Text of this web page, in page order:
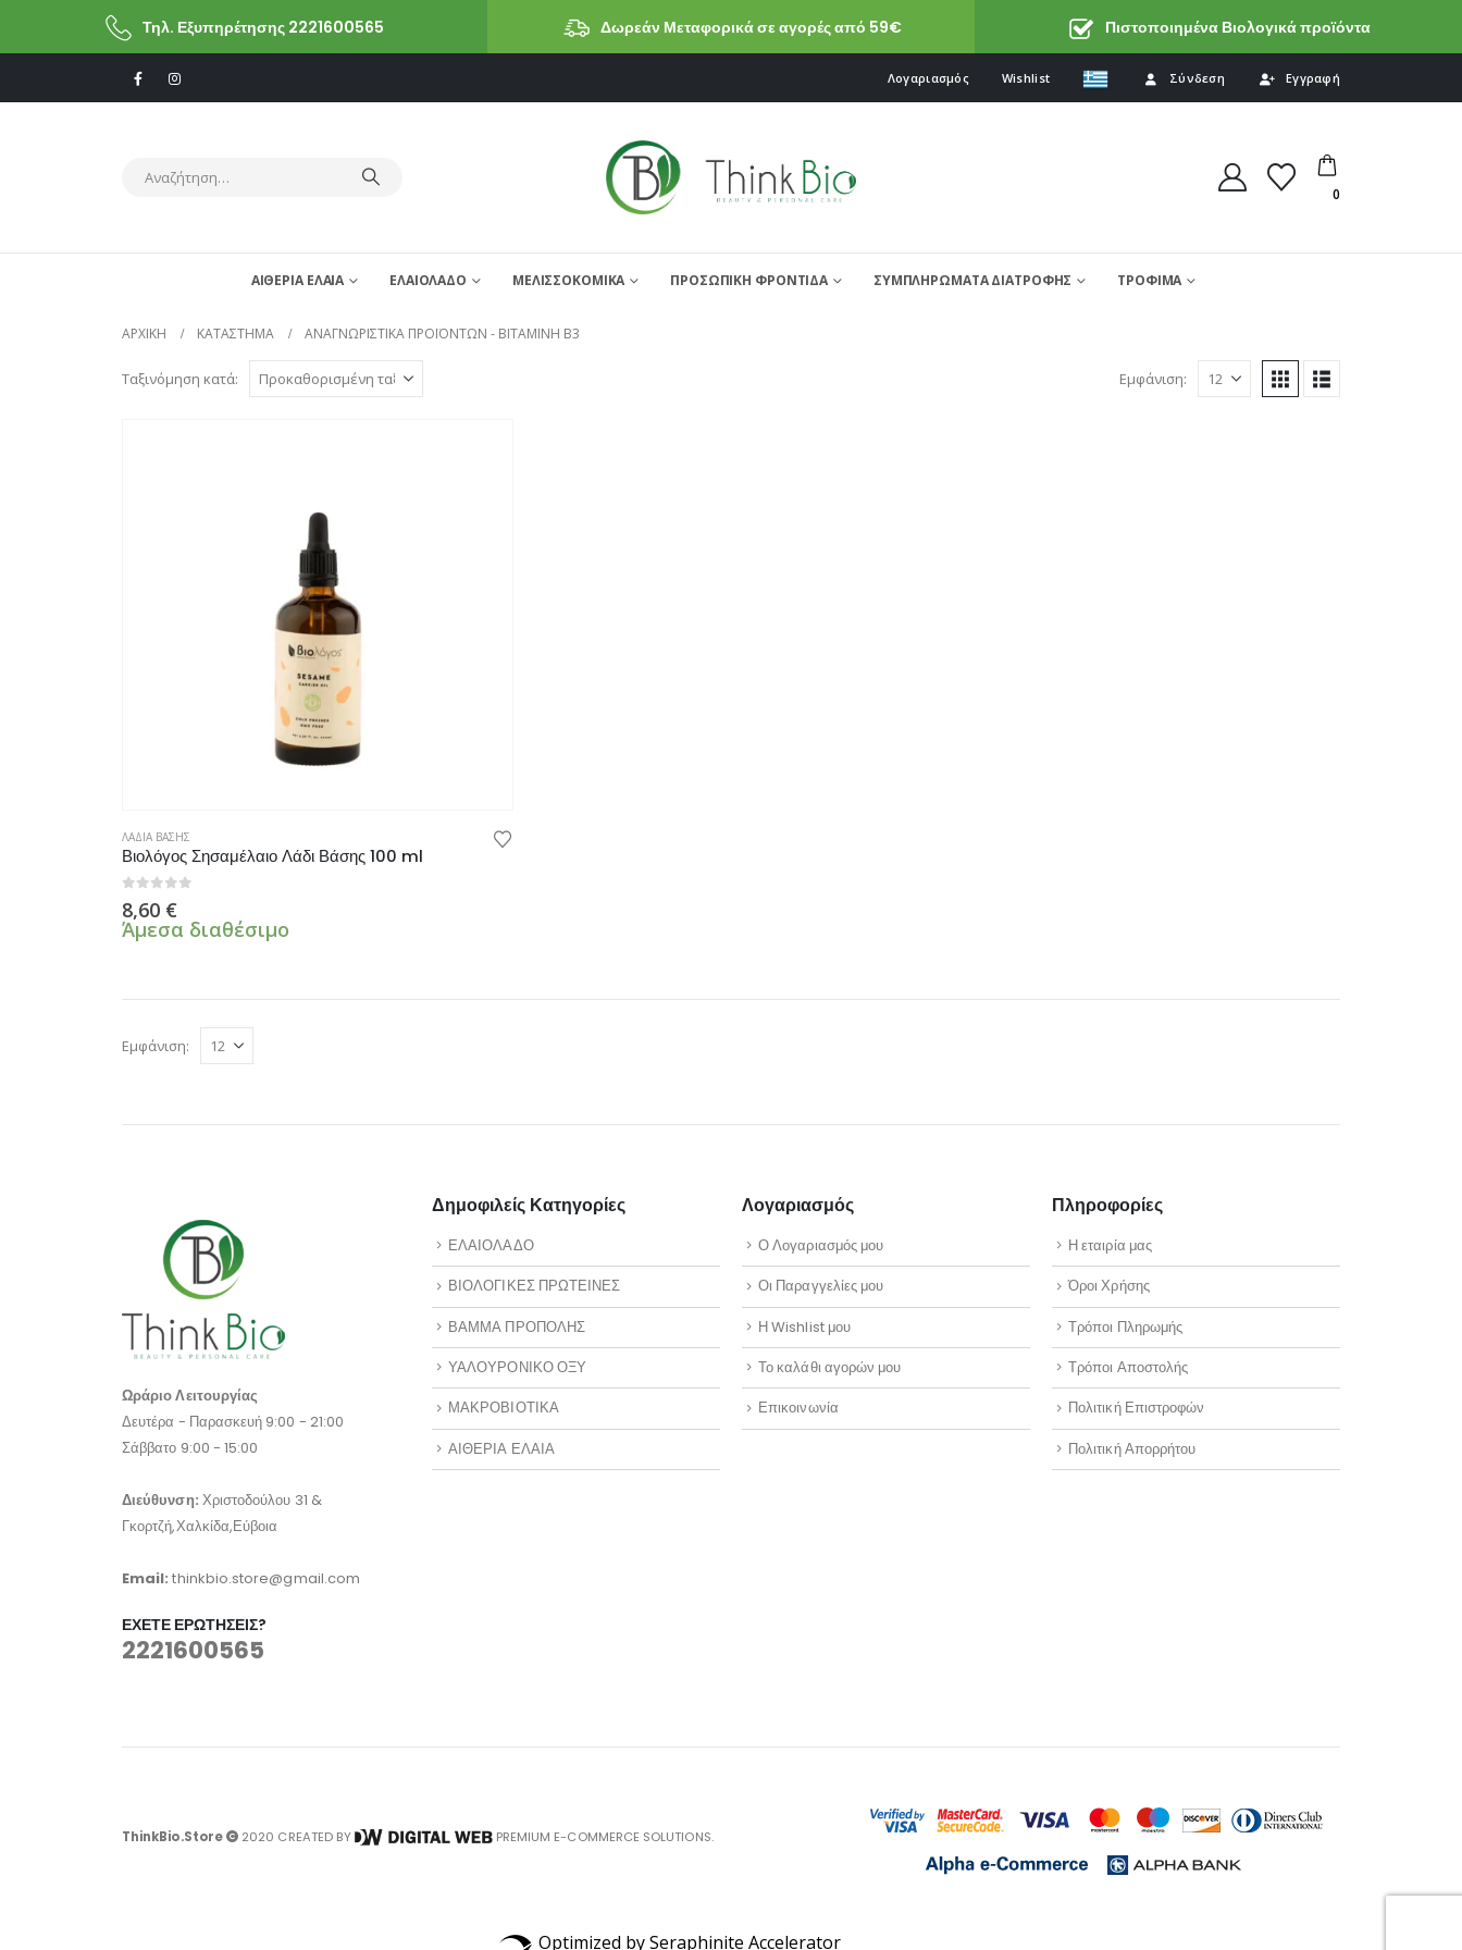
Τηλ. Εξυπηρέτησης 2221600565 Δωρεάν Μεταφορικά σε αγορές από 59€ Πιστοποιημένα Βιολογικά προϊόντα
Λογαριασμός Wishlist Σύνδεση Εγγραφή
0
ΑΙΘΕΡΙΑ ΕΛΑΙΑ ΕΛΑΙΟΛΑΔΟ ΜΕΛΙΣΣΟΚΟΜΙΚΑ ΠΡΟΣΩΠΙΚΗ ΦΡΟΝΤΙΔΑ ΣΥΜΠΛΗΡΩΜΑΤΑ ΔΙΑΤΡΟΦΗΣ ΤΡΟΦΙΜΑ
ΑΡΧΙΚΗ ΚΑΤΆΣΤΗΜΑ ΑΝΑΓΝΩΡΙΣΤΙΚΆ ΠΡΟΪΌΝΤΩΝ - ΒΙΤΑΜΊΝΗ Β3
Ταξινόμηση κατά: Εμφάνιση:
ΛΑΔΙΑ ΒΑΣΗΣ
Βιολόγος Σησαμέλαιο Λάδι Βάσης 100 ml
8,60 €
Άμεσα διαθέσιμο
Εμφάνιση:
Ωράριο Λειτουργίας
Δευτέρα - Παρασκευή 9:00 - 21:00
Σάββατο 9:00 - 15:00
Διεύθυνση: Χριστοδούλου 31 &
Γκορτζή,Χαλκίδα,Εύβοια
Email:thinkbio.store@gmail.com
ΈΧΕΤΕ ΕΡΩΤΉΣΕΙΣ?
2221600565
Δημοφιλείς Κατηγορίες
ΕΛΑΙΟΛΑΔΟ
ΒΙΟΛΟΓΙΚΕΣ ΠΡΩΤΕΙΝΕΣ
ΒΑΜΜΑ ΠΡΟΠΟΛΗΣ
ΥΑΛΟΥΡΟΝΙΚΟ ΟΞΥ
ΜΑΚΡΟΒΙΟΤΙΚΑ
ΑΙΘΕΡΙΑ ΕΛΑΙΑ
Λογαριασμός
Ο Λογαριασμός μου
Οι Παραγγελίες μου
Η Wishlist μου
Το καλάθι αγορών μου
Επικοινωνία
Πληροφορίες
Η εταιρία μας
Όροι Χρήσης
Τρόποι Πληρωμής
Τρόποι Αποστολής
Πολιτική Επιστροφών
Πολιτική Απορρήτου
ThinkBio.Store 2020 CREATED BY PREMIUM E-COMMERCE SOLUTIONS.
Optimized by Seraphinite Accelerator